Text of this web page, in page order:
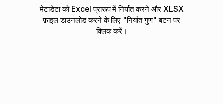
मेटाडेटा को Excel प्रारूप में निर्यात करने और XLSX
फ़ाइल डाउनलोड करने के लिए "निर्यात गुण" बटन पर
क्लिक करें।